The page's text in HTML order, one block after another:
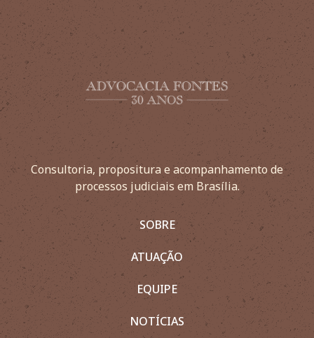
Consultoria, propositura e acompanhamento de
processos judiciais em Brasília.
SOBRE
ATUAÇÃO
EQUIPE
NOTÍCIAS